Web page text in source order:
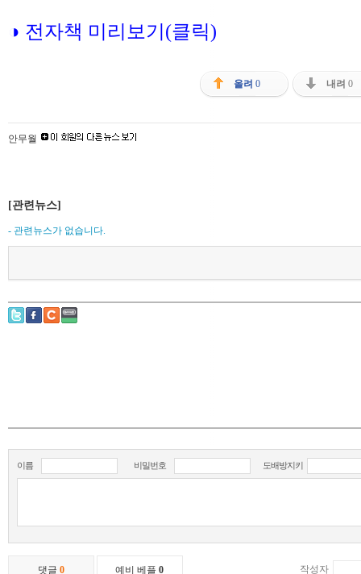
◑ 전자책 미리보기(클릭)
올려 0 내려 0
안무월
[관련뉴스]
- 관련뉴스가 없습니다.